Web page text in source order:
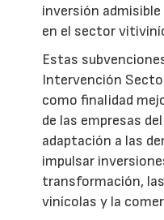
inversión
en el sector
Estas
Intervención
como finalidad
de las empresas
adaptación a las
impulsar
transformación,
vinícolas y la